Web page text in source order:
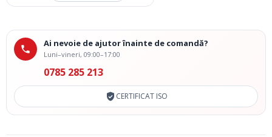
Ai nevoie de ajutor înainte de comandă?
Luni–vineri, 09:00–17:00
0785 285 213
CERTIFICAT ISO